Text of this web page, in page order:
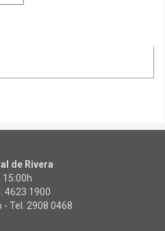
de Rivera
15:00h
4623 1900
Tel. 2908 0468